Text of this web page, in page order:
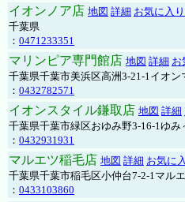
イオンノア店 地図 詳細 お気に入
千葉県
： 0471233351
マリンピア専門館店 地図 詳細 お
千葉県千葉市美浜区高洲3-21-1イオ
： 0432782571
イオンスタイル鎌取店 地図 詳細
千葉県千葉市緑区おゆみ野3-16-1ゆ
： 0432931931
マルエツ稲毛店 地図 詳細 お気に
千葉県千葉市稲毛区小仲台7-2-1マル
： 0433103860